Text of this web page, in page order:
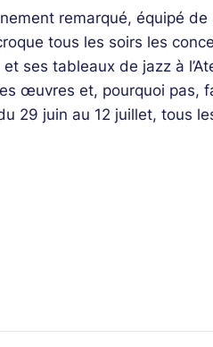
remarqué, équipé
tous les soirs les
ses tableaux de jazz à
œuvres et, pourquoi pas,
29 juin au 12 juillet, tous
est disponible, à
et le faire dédicacer à